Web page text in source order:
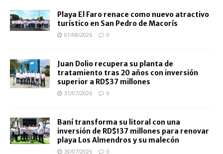
Playa El Faro renace como nuevo atractivo
turístico en San Pedro de Macorís
01/08/2026 0
Juan Dolio recupera su planta de
tratamiento tras 20 años con inversión
superior a RD$37 millones
31/07/2026 0
Baní transforma su litoral con una
inversión de RD$137 millones para renovar
playa Los Almendros y su malecón
30/07/2026 0